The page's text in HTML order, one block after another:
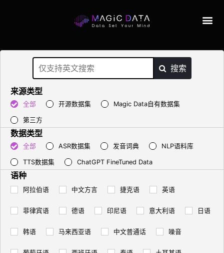
搜索
来源类型
全部 开源数据集 Magic Data自有数据集
第三方
数据类型
全部 ASR数据集 发音词典 NLP语料库
TTS数据集 ChatGPT FineTuned Data
语种
阿拉伯语 中文方言 捷克语 英语
菲律宾语 德语 印尼语 意大利语 日语
韩语 马来西亚语 中文普通话 噪音